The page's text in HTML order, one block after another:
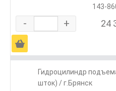
143-
- + 24
Ä
Гидроцилиндр
шток) / г.Брянск